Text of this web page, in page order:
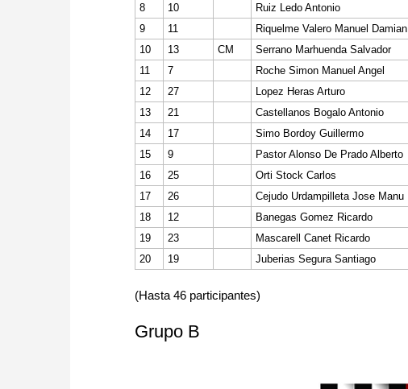
8
10 Ruiz Ledo Antonio
9
11 Riquelme Valero Manuel Damian
10
13 CM Serrano Marhuenda Salvador
11
7 Roche Simon Manuel Angel
12
27 Lopez Heras Arturo
13
21 Castellanos Bogalo Antonio
14
17 Simo Bordoy Guillermo
15
9 Pastor Alonso De Prado Alberto
16
25 Orti Stock Carlos
17
26 Cejudo Urdampilleta Jose Manu
18
12 Banegas Gomez Ricardo
19
23 Mascarell Canet Ricardo
20
19 Juberias Segura Santiago
(Hasta 46 participantes)
Grupo B